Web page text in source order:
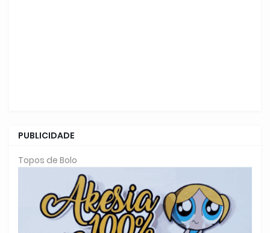
PUBLICIDADE
Topos de Bolo